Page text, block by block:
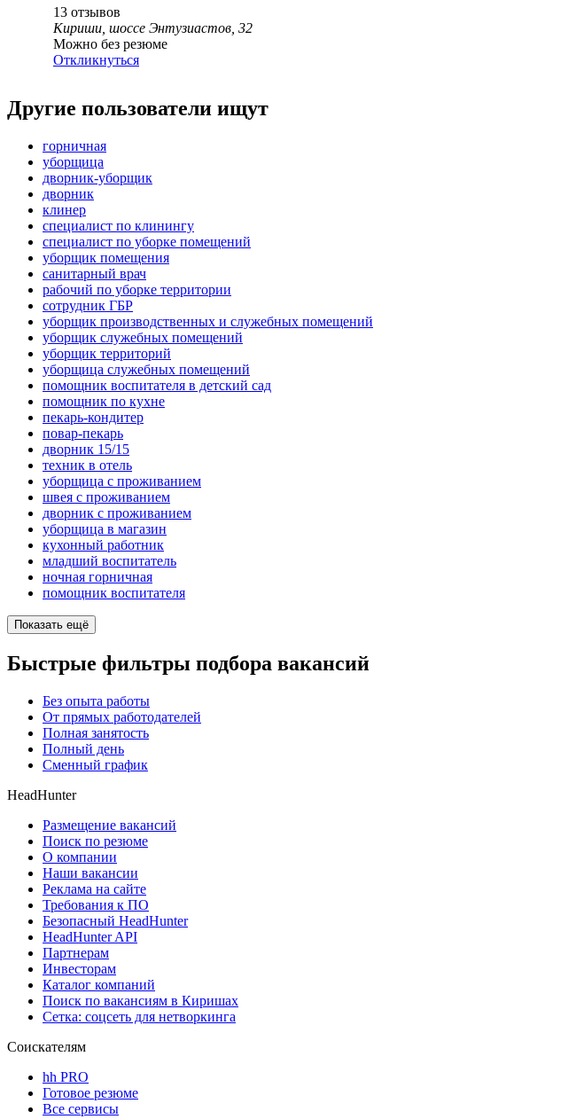
13 отзывов
Кириши, шоссе Энтузиастов, 32
Можно без резюме
Откликнуться
Другие пользователи ищут
горничная
уборщица
дворник-уборщик
дворник
клинер
специалист по клинингу
специалист по уборке помещений
уборщик помещения
санитарный врач
рабочий по уборке территории
сотрудник ГБР
уборщик производственных и служебных помещений
уборщик служебных помещений
уборщик территорий
уборщица служебных помещений
помощник воспитателя в детский сад
помощник по кухне
пекарь-кондитер
повар-пекарь
дворник 15/15
техник в отель
уборщица с проживанием
швея с проживанием
дворник с проживанием
уборщица в магазин
кухонный работник
младший воспитатель
ночная горничная
помощник воспитателя
Показать ещё
Быстрые фильтры подбора вакансий
Без опыта работы
От прямых работодателей
Полная занятость
Полный день
Сменный график
HeadHunter
Размещение вакансий
Поиск по резюме
О компании
Наши вакансии
Реклама на сайте
Требования к ПО
Безопасный HeadHunter
HeadHunter API
Партнерам
Инвесторам
Каталог компаний
Поиск по вакансиям в Киришах
Сетка: соцсеть для нетворкинга
Соискателям
hh PRO
Готовое резюме
Все сервисы